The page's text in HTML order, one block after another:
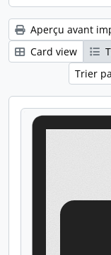
Aperçu avant
Card view
Trier